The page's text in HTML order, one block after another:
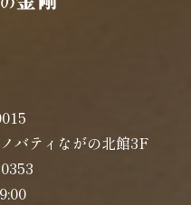
バティながの北館3F